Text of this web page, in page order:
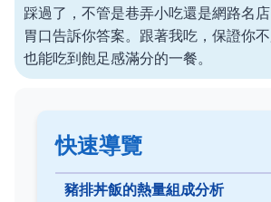
踩過了，不管是巷弄小吃還是網路名
胃口告訴你答案。跟著我吃，保證你
也能吃到飽足感滿分的一餐。
快速導覽
豬排丼飯的熱量組成分析